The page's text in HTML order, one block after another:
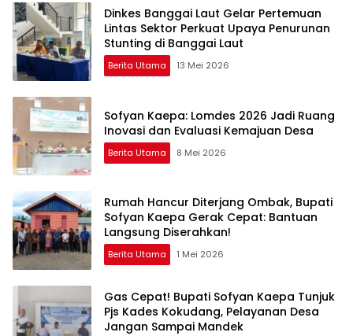
Dinkes Banggai Laut Gelar Pertemuan
Lintas Sektor Perkuat Upaya Penurunan
Stunting di Banggai Laut
Berita Utama 13 Mei 2026
Sofyan Kaepa: Lomdes 2026 Jadi Ruang
Inovasi dan Evaluasi Kemajuan Desa
Berita Utama 8 Mei 2026
Rumah Hancur Diterjang Ombak, Bupati
Sofyan Kaepa Gerak Cepat: Bantuan
Langsung Diserahkan!
Berita Utama 1 Mei 2026
Gas Cepat! Bupati Sofyan Kaepa Tunjuk
Pjs Kades Kokudang, Pelayanan Desa
Jangan Sampai Mandek